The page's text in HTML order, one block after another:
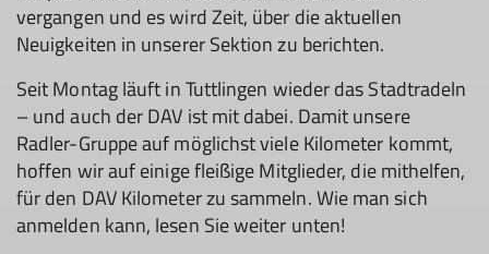
vergangen und es wird Zeit, über die aktuellen
Neuigkeiten in unserer Sektion zu berichten.
Seit Montag läuft in Tuttlingen wieder das Stadtradeln
– und auch der DAV ist mit dabei. Damit unsere
Radler-Gruppe auf möglichst viele Kilometer kommt,
hoffen wir auf einige fleißige Mitglieder, die mithelfen,
für den DAV Kilometer zu sammeln. Wie man sich
anmelden kann, lesen Sie weiter unten!